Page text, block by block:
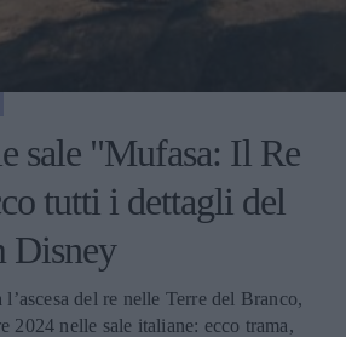
sale "Mufasa: Il Re
tutti i dettagli del
Disney
del re nelle Terre del Branco,
2024 nelle sale italiane: ecco trama,